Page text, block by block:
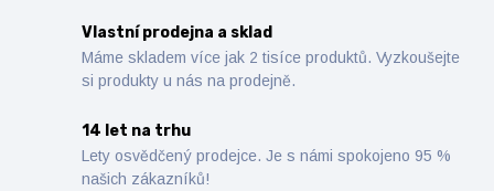
Vlastní prodejna a sklad
Máme skladem více jak 2 tisíce produktů. Vyzkoušejte
si produkty u nás na prodejně.
14 let na trhu
Lety osvědčený prodejce. Je s námi spokojeno 95 %
našich zákazníků!